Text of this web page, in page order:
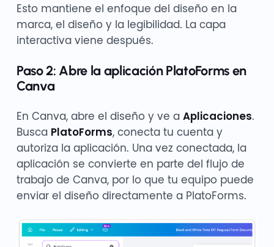
Esto mantiene el enfoque del diseño en la
marca, el diseño y la legibilidad. La capa
interactiva viene después.
Paso 2: Abre la aplicación PlatoForms en
Canva
En Canva, abre el diseño y ve a Aplicaciones.
Busca PlatoForms, conecta tu cuenta y
autoriza la aplicación. Una vez conectada, la
aplicación se convierte en parte del flujo de
trabajo de Canva, por lo que tu equipo puede
enviar el diseño directamente a PlatoForms.